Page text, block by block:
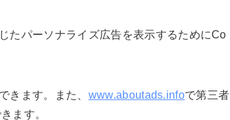
たパーソナライズ広告を表示するためにCo
きます。また、 www.aboutads.infoで第三者
ます。